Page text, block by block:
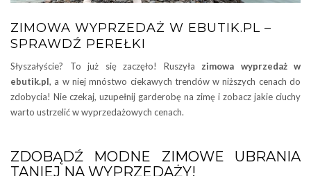
ZIMOWA WYPRZEDAŻ W EBUTIK.PL –
SPRAWDŹ PEREŁKI
Słyszałyście? To już się zaczęło! Ruszyła zimowa wyprzedaż w
ebutik.pl, a w niej mnóstwo ciekawych trendów w niższych cenach do
zdobycia! Nie czekaj, uzupełnij garderobę na zimę i zobacz jakie ciuchy
warto ustrzelić w wyprzedażowych cenach.
ZDOBĄDŹ MODNE ZIMOWE UBRANIA
TANIEJ NA WYPRZEDAŻY!